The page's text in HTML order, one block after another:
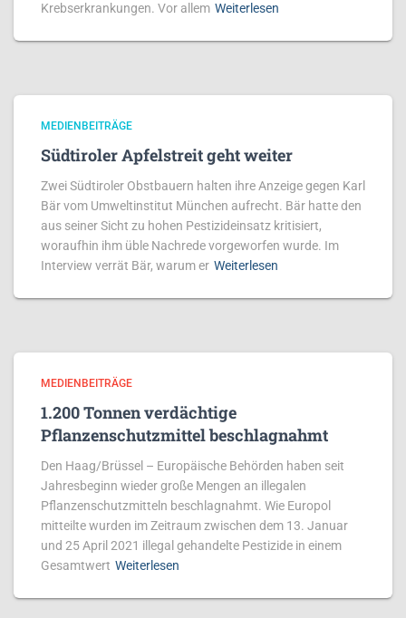
Krebserkrankungen. Vor allem Weiterlesen
MEDIENBEITRÄGE
Südtiroler Apfelstreit geht weiter
Zwei Südtiroler Obstbauern halten ihre Anzeige gegen Karl
Bär vom Umweltinstitut München aufrecht. Bär hatte den
aus seiner Sicht zu hohen Pestizideinsatz kritisiert,
woraufhin ihm üble Nachrede vorgeworfen wurde. Im
Interview verrät Bär, warum er Weiterlesen
MEDIENBEITRÄGE
1.200 Tonnen verdächtige
Pflanzenschutzmittel beschlagnahmt
Den Haag/Brüssel – Europäische Behörden haben seit
Jahresbeginn wieder große Mengen an illegalen
Pflanzenschutzmitteln beschlagnahmt. Wie Europol
mitteilte wurden im Zeitraum zwischen dem 13. Januar
und 25 April 2021 illegal gehandelte Pestizide in einem
Gesamtwert Weiterlesen